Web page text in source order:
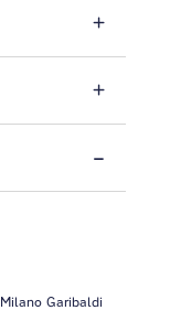
Garibaldi